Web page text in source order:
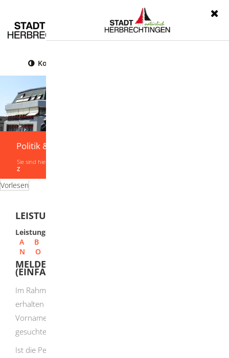
Kontrast
Politik & Verwaltung
Sie sind hier:
Z
Vorlesen
LEISTUNGEN VON A-Z
Leistungen
A
B
N
O
MELDEREGISTER - AUSKUNFT BEANTRAGEN
(EINFACH)
Im Rahmen einer einfachen Melderegisterauskunft
erhalten Sie von der Meldebehörde Familienname,
Vornamen, Doktorgrad und derzeitige Anschriften zu der
gesuchten Person.
Ist die Person verstorben, wird Ihnen dies mitgeteilt.